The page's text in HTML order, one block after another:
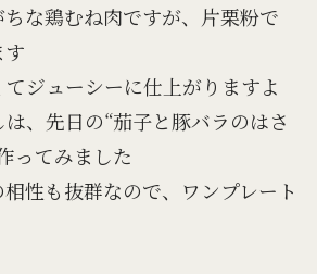
な鶏むね肉ですが、片栗粉で
ジューシーに仕上がりますよ
、先日の“茄子と豚バラのはさ
ってみました
性も抜群なので、ワンプレート